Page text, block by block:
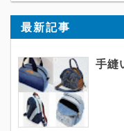
最新記事
手縫